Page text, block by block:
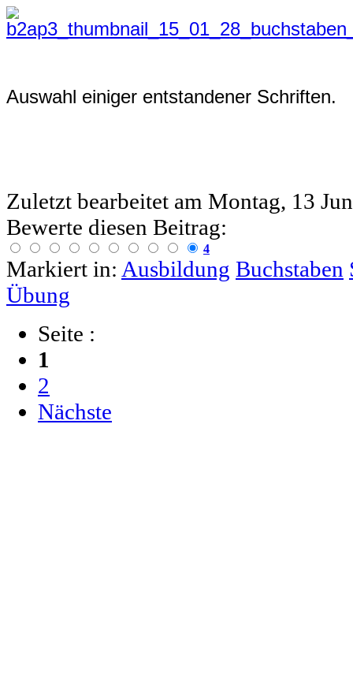
Auswahl einiger entstandener Schriften.
Zuletzt bearbeitet am Montag, 13
Bewerte diesen Beitrag:
4
Markiert in: Ausbildung Buchstaben
Übung
Seite :
1
2
Nächste